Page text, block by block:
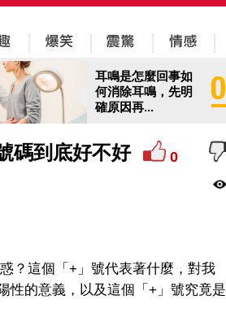
耳鳴是怎麼回事如
何消除耳鳴，先明
確原因再...
碼到底好不好 0
？這個「+」號代表著什麼，對我
性的意義，以及這個「+」號究竟是